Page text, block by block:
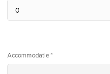
Accommodatie *